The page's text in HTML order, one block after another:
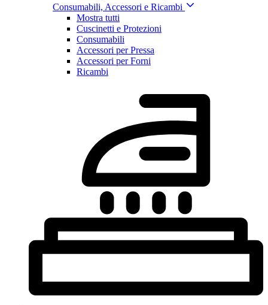
Consumabili, Accessori e Ricambi
Mostra tutti
Cuscinetti e Protezioni
Consumabili
Accessori per Pressa
Accessori per Forni
Ricambi